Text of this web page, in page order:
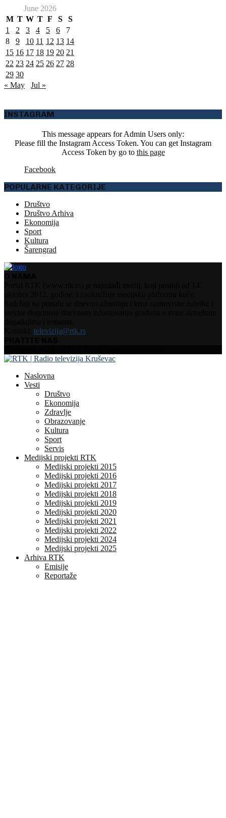
June 2026
M T W T F S
S
1
2 3 4 5 6
7
8
9 10 11 12 13 14
15 16 17 18 19 20 21
22 23 24 25 26 27 28
29 30
« May
Jul »
INSTAGRAM
This message appears for Admin Users only:
Please fill the Instagram Access Token. You can get Instagram
Access Token by go to this page
Facebook
POPULARNE KATEGORIJE
Društvo
Društvo Arhiva
Ekonomija
Sport
Kultura
Šarengrad
televizija@rtk.rs
Naslovna
Vesti
Društvo
Ekonomija
Zdravlje
Obrazovanje
Kultura
Sport
Servis
Medijski projekti RTK
Medijski projekti 2015
Medijski projekti 2016
Medijski projekti 2017
Medijski projekti 2018
Medijski projekti 2019
Medijski projekti 2020
Medijski projekti 2021
Medijski projekti 2022
Medijski projekti 2024
Medijski projekti 2025
Arhiva RTK
Emisije
Reportaže